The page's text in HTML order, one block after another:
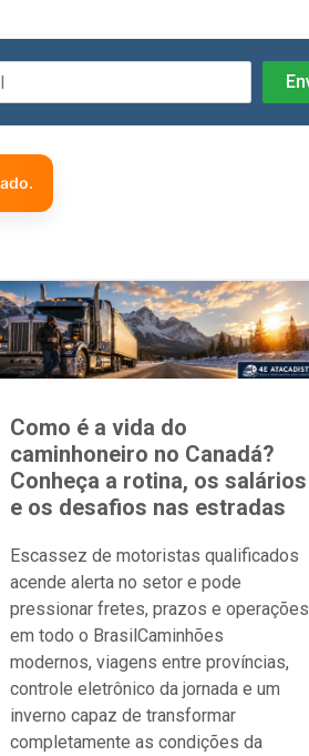
Como é a vida do
caminhoneiro no Canadá?
Conheça a rotina, os salários
e os desafios nas estradas
Escassez de motoristas qualificados
acende alerta no setor e pode
pressionar fretes, prazos e operações
em todo o BrasilCaminhões
modernos, viagens entre províncias,
controle eletrônico da jornada e um
inverno capaz de transformar
completamente as condições da